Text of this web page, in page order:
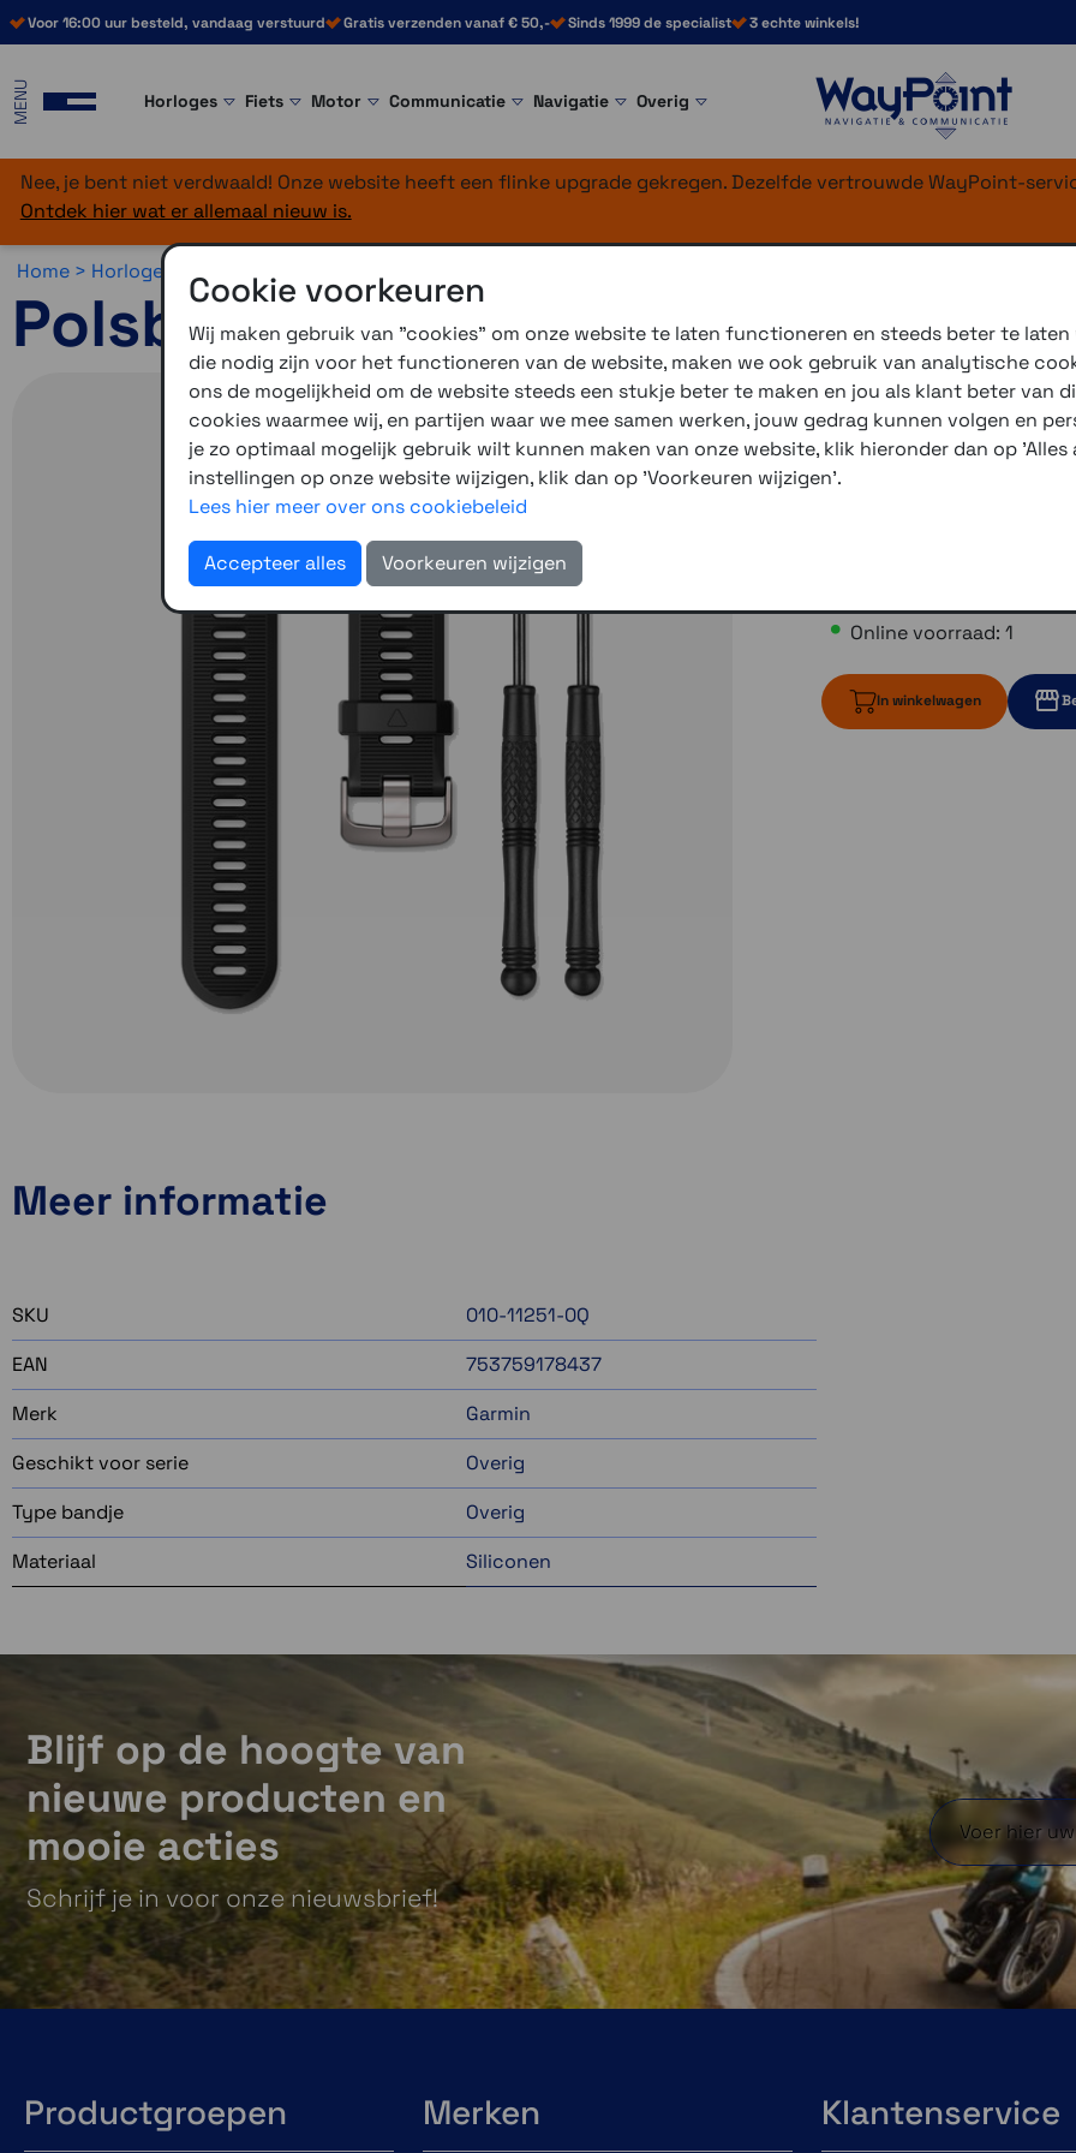
Voor 16:00 uur besteld, vandaag verstuurd Gratis verzenden vanaf € 50,- Sinds 1999 de specialist 3 echte winkels!
MENU Horloges Fiets Motor Communicatie Navigatie Overig
Nee, je bent niet verdwaald! Onze website heeft een flinke upgrade gekregen. Dezelfde vertrouwde WayPoint-
Ontdek hier wat er allemaal nieuw is.
Home > Horloges >
Polsband Forerunner 935 zwart
3 winkels voor uitleg en
voor 16.00 uur besteld,
verzending met
Online voorraad: 1
In winkelwagen
Meer informatie
SKU
010-11251-0Q
EAN
753759178437
Merk
Garmin
Geschikt voor serie
Overig
Type bandje
Overig
Materiaal
Siliconen
Blijf op de hoogte van
nieuwe producten en
mooie acties
Schrijf je in voor onze nieuwsbrief!
Productgroepen Merken Klantenservice
Cookie voorkeuren
Wij maken gebruik van "cookies" om onze website te laten functioneren en steeds beter te
die nodig zijn voor het functioneren van de website, maken we ook gebruik van analytische
ons de mogelijkheid om de website steeds een stukje beter te maken en jou als klant beter van
cookies waarmee wij, en partijen waar we mee samen werken, jouw gedrag kunnen volgen en
je zo optimaal mogelijk gebruik wilt kunnen maken van onze website, klik hieronder dan op
instellingen op onze website wijzigen, klik dan op 'Voorkeuren wijzigen'.
Lees hier meer over ons cookiebeleid
Accepteer alles Voorkeuren wijzigen